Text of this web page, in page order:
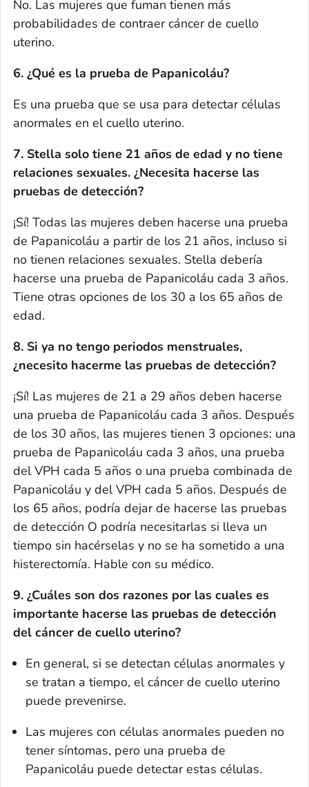
No. Las mujeres que fuman tienen más
probabilidades de contraer cáncer de cuello
uterino.
6. ¿Qué es la prueba de Papanicoláu?
Es una prueba que se usa para detectar células
anormales en el cuello uterino.
7. Stella solo tiene 21 años de edad y no tiene
relaciones sexuales. ¿Necesita hacerse las
pruebas de detección?
¡Sí! Todas las mujeres deben hacerse una prueba
de Papanicoláu a partir de los 21 años, incluso si
no tienen relaciones sexuales. Stella debería
hacerse una prueba de Papanicoláu cada 3 años.
Tiene otras opciones de los 30 a los 65 años de
edad.
8. Si ya no tengo periodos menstruales,
¿necesito hacerme las pruebas de detección?
¡Sí! Las mujeres de 21 a 29 años deben hacerse
una prueba de Papanicoláu cada 3 años. Después
de los 30 años, las mujeres tienen 3 opciones: una
prueba de Papanicoláu cada 3 años, una prueba
del VPH cada 5 años o una prueba combinada de
Papanicoláu y del VPH cada 5 años. Después de
los 65 años, podría dejar de hacerse las pruebas
de detección O podría necesitarlas si lleva un
tiempo sin hacérselas y no se ha sometido a una
histerectomía. Hable con su médico.
9. ¿Cuáles son dos razones por las cuales es
importante hacerse las pruebas de detección
del cáncer de cuello uterino?
En general, si se detectan células anormales y
se tratan a tiempo, el cáncer de cuello uterino
puede prevenirse.
Las mujeres con células anormales pueden no
tener síntomas, pero una prueba de
Papanicoláu puede detectar estas células.